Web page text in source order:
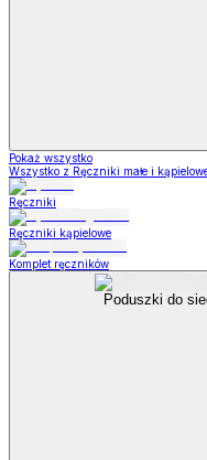
Pokaż wszystko
Wszystko z Ręczniki małe i
Ręczniki
Ręczniki kąpielowe
Komplet ręczników
Poduszki do